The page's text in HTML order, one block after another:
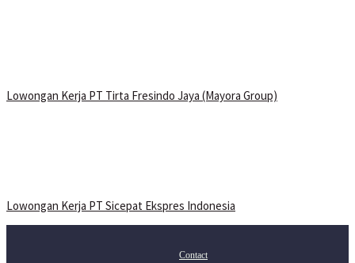
Lowongan Kerja PT Tirta Fresindo Jaya (Mayora Group)
Lowongan Kerja PT Sicepat Ekspres Indonesia
Contact